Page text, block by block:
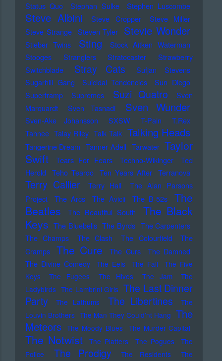
Status Quo
Stephan Sulke Stephen Luscombe
Steve Albini Steve Cropper
Steve Miller
Steve Strange Steven Tyler Stevie Wonder
Stieber Twins Sting
Stock Aitken Waterman
Stooges
Stranglers Stratocaster
Strawberry
Switchblade
Stray Cats
Sufjan Stevens
Sugarhill Gang
Suicidal Tendencies
Sun Diego
Supertramp
Supremes Suzi Quatro
Sven
Marquardt
Sven Tasnadi Sven Wunder
Sven-Ake Johansson SXSW T-Pain
T.Rex
Tahnee Talay Riley Talk Talk Talking Heads
Tangerine Dream Tanner Adell Tarwater Taylor
Swift
Tears For Fears Techno-Wikinger
Ted
Herold
Teho Teardo Ten Years After Terranova
Terry Callier Terry Hall
The Alan Parsons
Project
The Arcs The Avicii The B-52s
The
Beatles
The Beautiful South
The Black
Keys The Bluebells The Byrds The Carpenters
The Champs
The Clash The Colourfield
The
Cramps
The Cure The Curs
The Damned
The Divine Comedy
The Eels The Fall
The Five
Keys
The Fugees The Hives The Jam
The
Ladybirds The Lambrini Girls The Last Dinner
Party
The Lathums The Libertines
The
Louvin Brothers The Man They Could'nt Hang The
Meteors The Moody Blues The Murder Capital
The Notwist The Platters The Pogues
The
Police
The Prodigy The Residents
The